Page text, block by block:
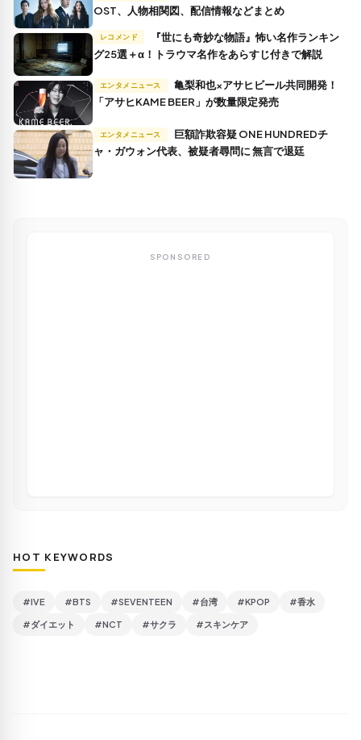
OST、人物相関図、配信情報などまとめ
レコメンド
グ25選＋α！トラウマ名作をあらすじ付きで解説
エンタメニュース
「アサヒKAME BEER」が数量限定発売
エンタメニュース
ャ・ガウォン代表、被疑者尋問に 無言で退廷
SPONSORED
HOT KEYWORDS
#IVE #BTS #SEVENTEEN #台湾 #KPOP #香水
#ダイエット #NCT #サクラ #スキンケア